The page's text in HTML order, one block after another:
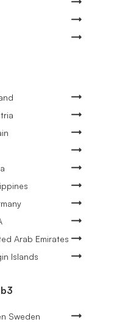
Arab Emirates
Islands
Sweden